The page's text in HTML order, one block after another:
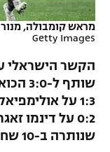
תוצאות
לוח שידורים
ברחבה
הפועל תל אביב
הפועל חיפה
הפועל באר שבע
מכבי נתניה
ליגה הולנדית
ליגה סינית
ליגה ברזילאית
דני אבדיה
שחייה
אגרוף
ספורט אולימפי
מראש קומבולה, מנור
Getty Images
שותף
1:3 על
0:2 על דינמו
שנותרה ב-10 שחקנים